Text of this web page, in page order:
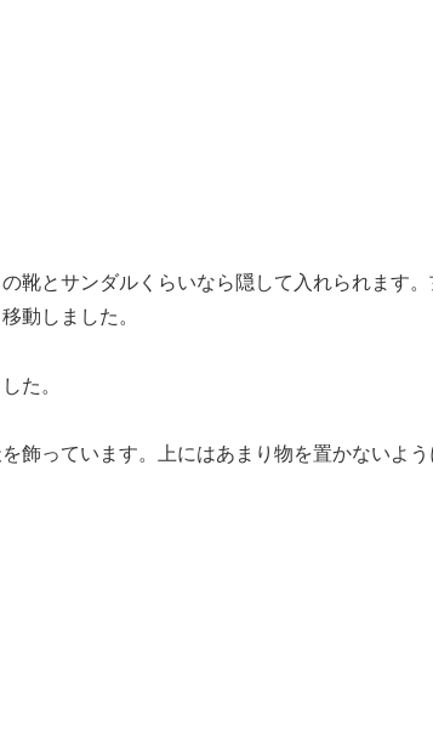
靴とサンダルくらいなら隠して入れられます。
動しました。
た。
飾っています。上にはあまり物を置かないよう